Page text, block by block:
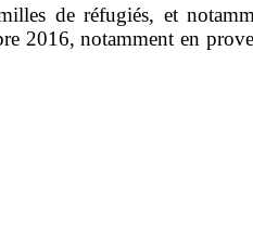
de réfugiés, et
2016, notamment en